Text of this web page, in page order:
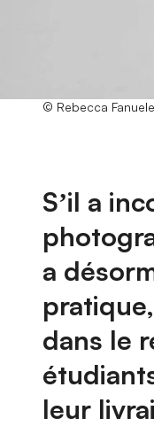
© Rebecca Fanuele
Sʼil a
a
dans le
leur